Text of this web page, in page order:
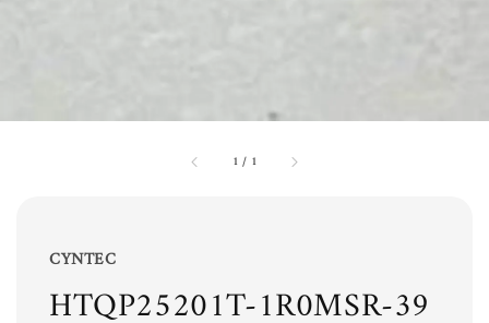
1 / 1
CYNTEC
HTQP25201T-1R0MSR-39